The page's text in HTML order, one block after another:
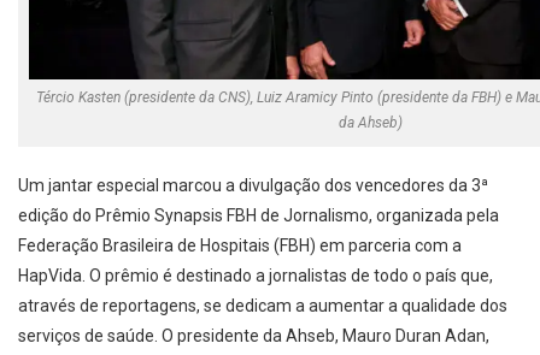
Tércio Kasten (presidente da CNS), Luiz Aramicy Pinto (presidente da FBH) e
da Ahseb)
Um jantar especial marcou a divulgação dos vencedores da 3ª
edição do Prêmio Synapsis FBH de Jornalismo, organizada pela
Federação Brasileira de Hospitais (FBH) em parceria com a
HapVida. O prêmio é destinado a jornalistas de todo o país que,
através de reportagens, se dedicam a aumentar a qualidade dos
serviços de saúde. O presidente da Ahseb, Mauro Duran Adan,